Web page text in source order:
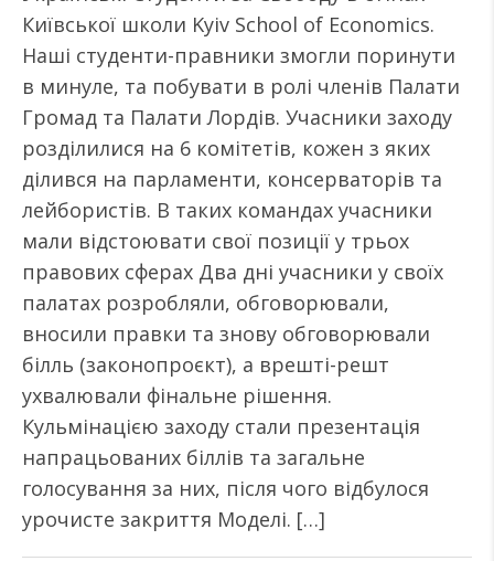
Київської школи Kyiv School of Economics.
Наші студенти-правники змогли поринути
в минуле, та побувати в ролі членів Палати
Громад та Палати Лордів. Учасники заходу
розділилися на 6 комітетів, кожен з яких
ділився на парламенти, консерваторів та
лейбористів. В таких командах учасники
мали відстоювати свої позиції у трьох
правових сферах Два дні учасники у своїх
палатах розробляли, обговорювали,
вносили правки та знову обговорювали
білль (законопроєкт), а врешті-решт
ухвалювали фінальне рішення.
Кульмінацією заходу стали презентація
напрацьованих біллів та загальне
голосування за них, після чого відбулося
урочисте закриття Моделі. […]